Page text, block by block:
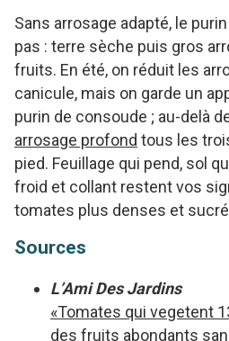
Sans arrosage adapté, le
pas : terre sèche puis gros
fruits. En été, on réduit les
canicule, mais on garde un
purin de consoude ; au-delà
arrosage profond tous les
pied. Feuillage qui pend, sol
froid et collant restent vos
tomates plus denses et
Sources
L’Ami Des Jardins
«Tomates qui vegetent
des fruits abondants